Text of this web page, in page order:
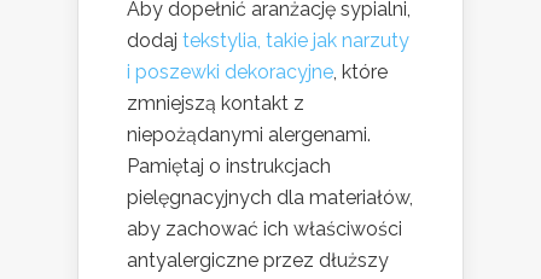
Aby dopełnić aranżację sypialni,
dodaj tekstylia, takie jak narzuty
i poszewki dekoracyjne, które
zmniejszą kontakt z
niepożądanymi alergenami.
Pamiętaj o instrukcjach
pielęgnacyjnych dla materiałów,
aby zachować ich właściwości
antyalergiczne przez dłuższy